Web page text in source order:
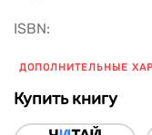
ISBN:
ДОПОЛНИТЕЛЬНЫЕ
Купить книгу